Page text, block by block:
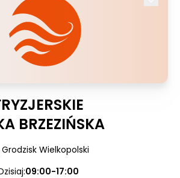
BRZEZIŃSKA
Grodzisk Wielkopolski
09:00-17:00